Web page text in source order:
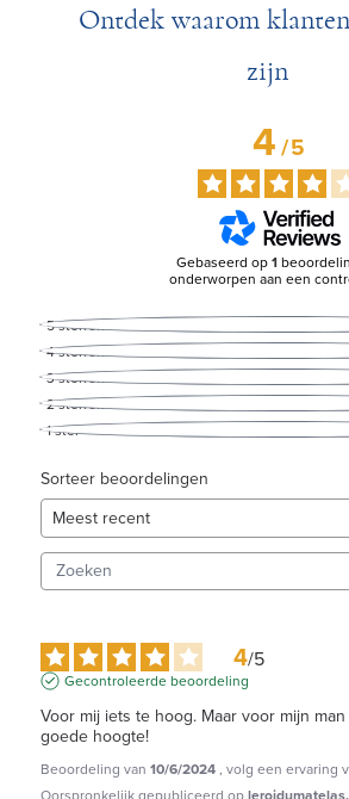
Ontdek waarom
zijn
4/5
Gebaseerd op1
onderworpen aan een
5sterren
4sterren
3sterren
2sterren
1ster
Sorteer beoordelingen
4/5
Gecontroleerde beoordeling
Voor mij iets te hoog. Maar voor mijn
goede hoogte!
Beoordeling van 10/6/2024, volg een ervaring
Oorspronkelijk gepubliceerd op